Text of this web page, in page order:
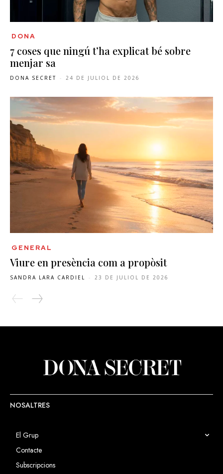
DONA
7 coses que ningú t’ha explicat bé sobre
menjar sa
DONA SECRET - 24 DE JULIOL DE 2026
GENERAL
Viure en presència com a propòsit
SANDRA LARA CARDIEL - 23 DE JULIOL DE 2026
NOSALTRES
El Grup
Contacte
Subscripcions